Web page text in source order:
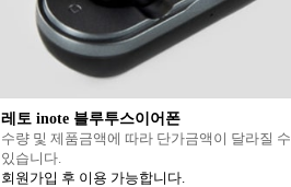
레토 inote 블루투스이어폰
수량 및 제품금액에 따라 단가금액이 달라질 수
있습니다.
회원가입 후 이용 가능합니다.